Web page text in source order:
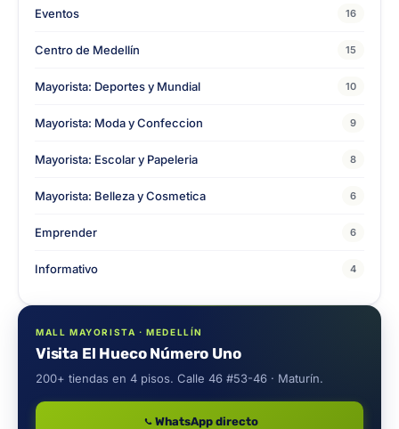
Eventos 16
Centro de Medellín 15
Mayorista: Deportes y Mundial 10
Mayorista: Moda y Confeccion 9
Mayorista: Escolar y Papeleria 8
Mayorista: Belleza y Cosmetica 6
Emprender 6
Informativo 4
MALL MAYORISTA · MEDELLÍN
Visita El Hueco Número Uno
200+ tiendas en 4 pisos. Calle 46 #53-46 · Maturín.
WhatsApp directo